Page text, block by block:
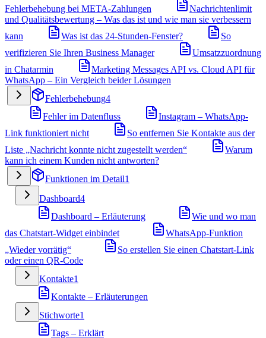
Fehlerbehebung bei META-Zahlungen
Nachrichtenlimit
und Qualitätsbewertung – Was das ist und wie man sie verbessern
kann
Was ist das 24-Stunden-Fenster?
So
verifizieren Sie Ihren Business Manager
Umsatzzuordnung
in Chatarmin
Marketing Messages API vs. Cloud API für
WhatsApp – Ein Vergleich beider Lösungen
Fehlerbehebung4
Fehler im Datenfluss
Instagram – WhatsApp-
Link funktioniert nicht
So entfernen Sie Kontakte aus der
Liste „Nachricht konnte nicht zugestellt werden“
Warum
kann ich einem Kunden nicht antworten?
Funktionen im Detail1
Dashboard4
Dashboard – Erläuterung
Wie und wo man
das Chatstart-Widget einbindet
WhatsApp-Funktion
„Wieder vorrätig“
So erstellen Sie einen Chatstart-Link
oder einen QR-Code
Kontakte1
Kontakte – Erläuterungen
Stichworte1
Tags – Erklärt